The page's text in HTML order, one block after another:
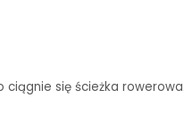
się ścieżka